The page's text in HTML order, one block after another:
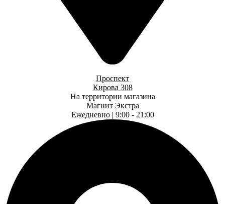
Проспект
Кирова 308
На территории магазина
Магнит Экстра
Ежедневно | 9:00 - 21:00